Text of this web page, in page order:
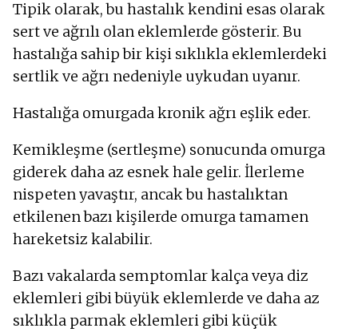
Tipik olarak, bu hastalık kendini esas olarak
sert ve ağrılı olan eklemlerde gösterir. Bu
hastalığa sahip bir kişi sıklıkla eklemlerdeki
sertlik ve ağrı nedeniyle uykudan uyanır.
Hastalığa omurgada kronik ağrı eşlik eder.
Kemikleşme (sertleşme) sonucunda omurga
giderek daha az esnek hale gelir. İlerleme
nispeten yavaştır, ancak bu hastalıktan
etkilenen bazı kişilerde omurga tamamen
hareketsiz kalabilir.
Bazı vakalarda semptomlar kalça veya diz
eklemleri gibi büyük eklemlerde ve daha az
sıklıkla parmak eklemleri gibi küçük